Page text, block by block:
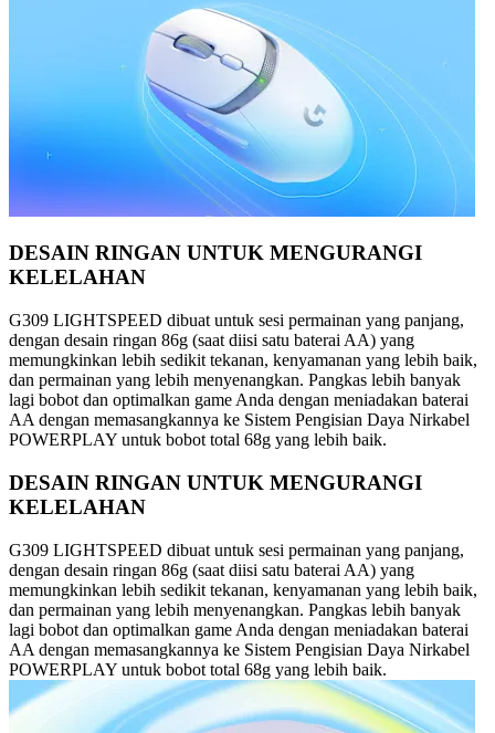
DESAIN RINGAN UNTUK MENGURANGI
KELELAHAN
G309 LIGHTSPEED dibuat untuk sesi permainan yang panjang,
dengan desain ringan 86g (saat diisi satu baterai AA) yang
memungkinkan lebih sedikit tekanan, kenyamanan yang lebih baik,
dan permainan yang lebih menyenangkan. Pangkas lebih banyak
lagi bobot dan optimalkan game Anda dengan meniadakan baterai
AA dengan memasangkannya ke Sistem Pengisian Daya Nirkabel
POWERPLAY untuk bobot total 68g yang lebih baik.
DESAIN RINGAN UNTUK MENGURANGI
KELELAHAN
G309 LIGHTSPEED dibuat untuk sesi permainan yang panjang,
dengan desain ringan 86g (saat diisi satu baterai AA) yang
memungkinkan lebih sedikit tekanan, kenyamanan yang lebih baik,
dan permainan yang lebih menyenangkan. Pangkas lebih banyak
lagi bobot dan optimalkan game Anda dengan meniadakan baterai
AA dengan memasangkannya ke Sistem Pengisian Daya Nirkabel
POWERPLAY untuk bobot total 68g yang lebih baik.